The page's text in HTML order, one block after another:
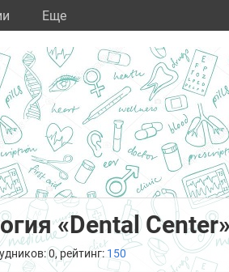
Eще
«Dental Center»
0, рейтинг: 150